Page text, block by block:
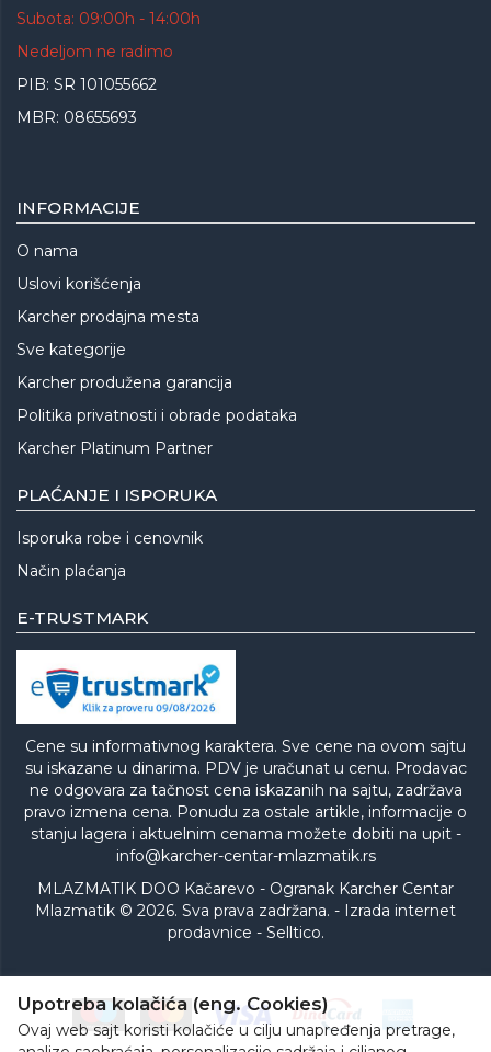
Subota: 09:00h - 14:00h
Nedeljom ne radimo
PIB: SR 101055662
MBR: 08655693
INFORMACIJE
O nama
Uslovi korišćenja
Karcher prodajna mesta
Sve kategorije
Karcher produžena garancija
Politika privatnosti i obrade podataka
Karcher Platinum Partner
PLAĆANJE I ISPORUKA
Isporuka robe i cenovnik
Način plaćanja
E-TRUSTMARK
Cene su informativnog karaktera. Sve cene na ovom sajtu
su iskazane u dinarima. PDV je uračunat u cenu. Prodavac
ne odgovara za tačnost cena iskazanih na sajtu, zadržava
pravo izmena cena. Ponudu za ostale artikle, informacije o
stanju lagera i aktuelnim cenama možete dobiti na upit -
info@karcher-centar-mlazmatik.rs
MLAZMATIK DOO Kačarevo - Ogranak Karcher Centar
Mlazmatik © 2026. Sva prava zadržana. - Izrada internet
prodavnice - Selltico.
Upotreba kolačića (eng. Cookies)
Ovaj web sajt koristi kolačiće u cilju unapređenja pretrage,